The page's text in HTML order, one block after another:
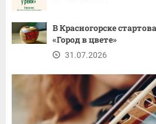
В Красногорске
«Город в цвете»
31.07.2026